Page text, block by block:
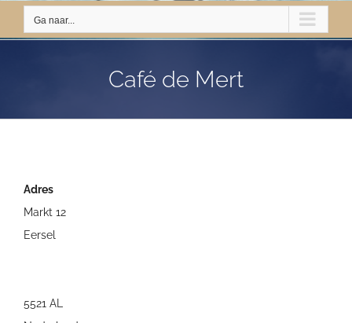
Ga naar...
Café de Mert
Adres
Markt 12
Eersel
5521 AL